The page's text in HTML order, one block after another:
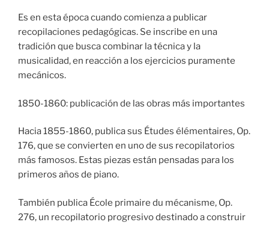
Es en esta época cuando comienza a publicar
recopilaciones pedagógicas. Se inscribe en una
tradición que busca combinar la técnica y la
musicalidad, en reacción a los ejercicios puramente
mecánicos.
1850-1860: publicación de las obras más importantes
Hacia 1855-1860, publica sus Études élémentaires, Op.
176, que se convierten en uno de sus recopilatorios
más famosos. Estas piezas están pensadas para los
primeros años de piano.
También publica École primaire du mécanisme, Op.
276, un recopilatorio progresivo destinado a construir